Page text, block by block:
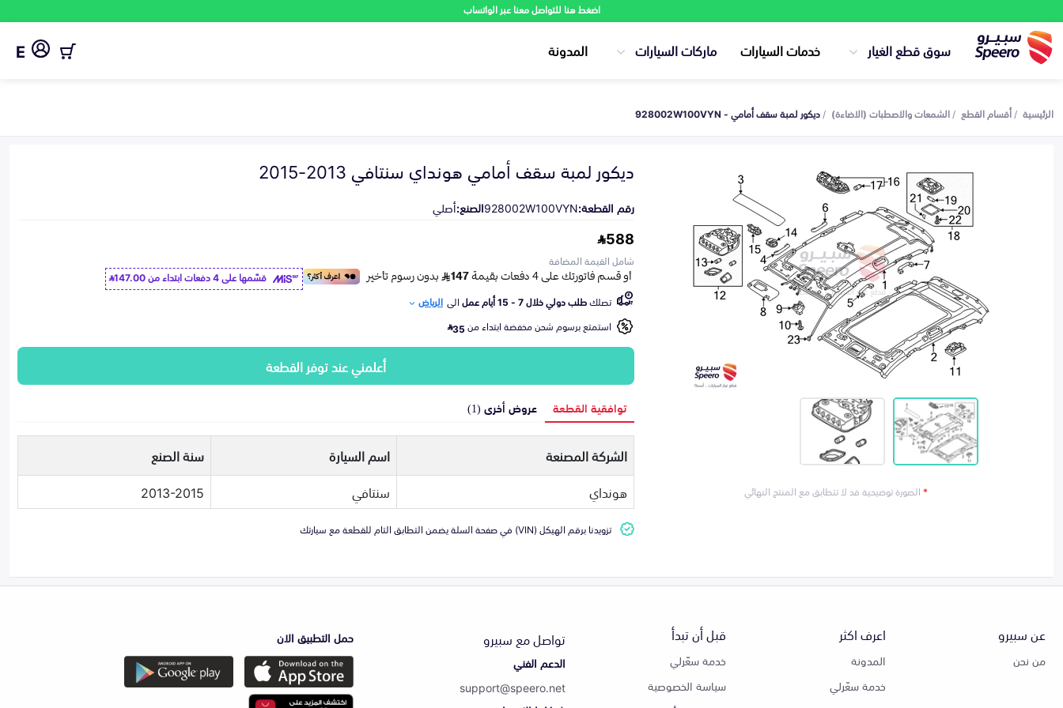
اضغط هنا للتواصل معنا عبر الواتساب
سوق قطع الغيار خدمات السيارات ماركات السيارات المدونة E
الرئيسية أقسام القطع الشمعات والاصطبات (الاضاءة) ديكور لمبة سقف أمامي - 928002W100VYN
*الصورة توضيحية قد لا تتطابق مع المنتج النهائي
ديكور لمبة سقف أمامي هونداي سنتافي 2013-2015
رقم القطعة:928002W100VYNالصنع:أصلي
588
شامل القيمة المضافة
قسّمها على 4 دفعات ابتداء من
147.00
تصلكطلب دولي خلال 7 - 15 أيام عمل الى الرياض
استمتع برسوم شحن مخفضة ابتداء من35
أعلمني عند توفر القطعة
توافقية القطعة عروض أخرى (1)
الشركة المصنعة اسم السيارة
سنة الصنع
هونداي
سنتافي 2013-2015
تزويدنا برقم الهيكل (VIN) في صفحة السلة يضمن التطابق التام للقطعة مع سيارتك
عن سبيرو
من نحن
اعرف اكثر
المدونة
خدمة سعّرلي
قبل أن تبدأ
خدمة سعّرلي
سياسة الخصوصية
تواصل مع سبيرو
الدعم الفني
support@speero.net
حمل التطبيق الان